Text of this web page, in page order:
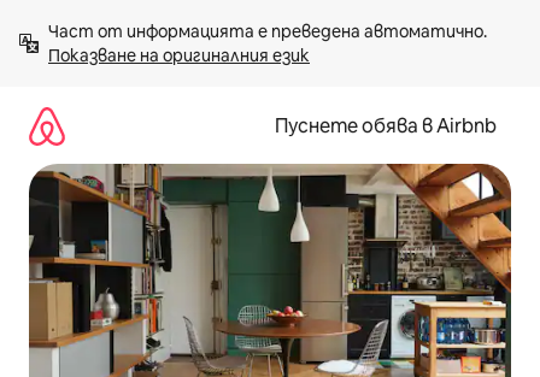
към
съдържанието
Показване на оригиналния език
Пуснете обява в Airbnb